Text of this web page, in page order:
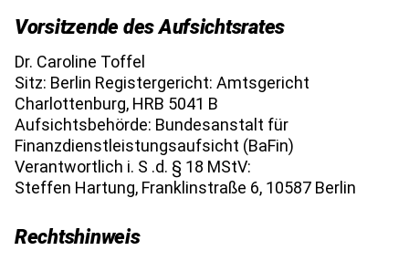
Vorsitzende des Aufsichtsrates
Dr. Caroline Toffel
Sitz: Berlin Registergericht: Amtsgericht
Charlottenburg, HRB 5041 B
Aufsichtsbehörde: Bundesanstalt für
Finanzdienstleistungsaufsicht (BaFin)
Verantwortlich i. S .d. § 18 MStV:
Steffen Hartung, Franklinstraße 6, 10587 Berlin
Rechtshinweis